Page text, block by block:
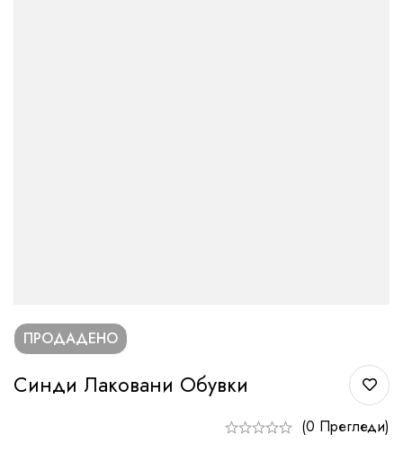
ПРОДАДЕНО
Синди Лаковани Обувки
(0 Прегледи)